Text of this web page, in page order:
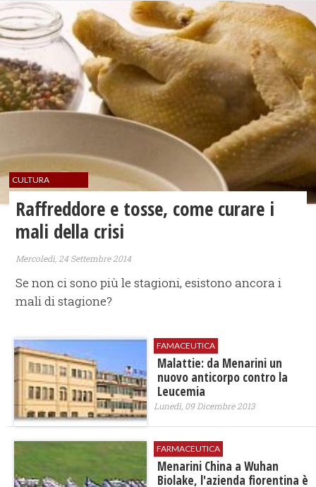
CULTURA
​Raffreddore e tosse, come curare i
mali della crisi
Mercoledì, 24 Settembre 2014
Se non ci sono più le stagioni, esistono ancora i
mali di stagione?
FAMACEUTICA
Malattie: da Menarini un
nuovo anticorpo contro la
Leucemia
Lunedì, 09 Dicembre 2013
FARMACEUTICA
Menarini China a Wuhan
Biolake, l'azienda fiorentina è